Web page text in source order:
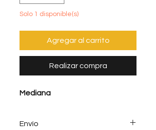
Solo 1 disponible(s)
Agregar al carrito
Realizar compra
Mediana
Envío